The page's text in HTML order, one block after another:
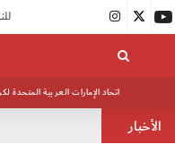
اتحاد الإمارات العربية المتحدة
الأخبار